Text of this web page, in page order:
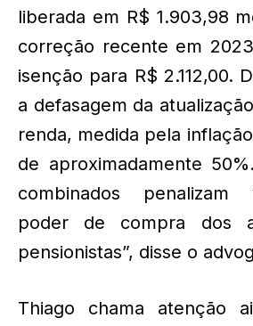
liberada em R$ 1.903,98
correção recente em
isenção para R$ 2.112,00.
a defasagem da
renda, medida pela
de aproximadamente
combinados
poder de compra dos
pensionistas”, disse o
Thiago chama atenção